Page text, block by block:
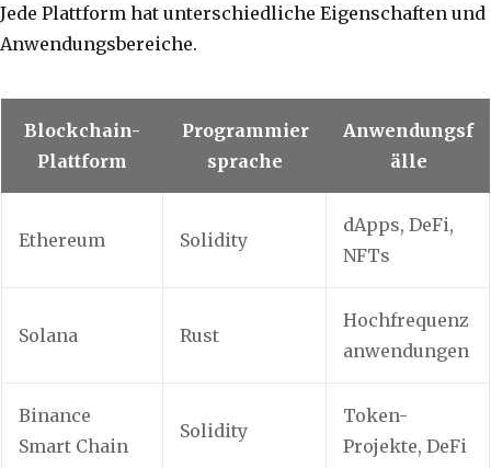
Jede Plattform hat unterschiedliche Eigenschaften und
Anwendungsbereiche.
Blockchain-
Plattform
Programmier
sprache
Anwendungsf
älle
Ethereum Solidity
dApps, DeFi,
NFTs
Solana Rust
Hochfrequenz
anwendungen
Binance
Smart Chain
Solidity
Token-
Projekte, DeFi